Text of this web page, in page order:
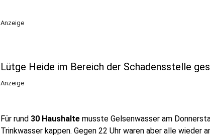
Anzeige
Lütge Heide im Bereich der Schadensstelle
Anzeige
Für rund 30 Haushalte musste Gelsenwasser am
Trinkwasser kappen. Gegen 22 Uhr waren aber alle wieder